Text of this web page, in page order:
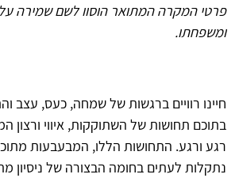
פרטי המקרה המתואר הוסוו לשם שמירה
ומשפחתו.
חיינו רוויים ברגשות של שמחה, כעס, עצב
בתוכם תחושות של השתוקקות, איווי ורצון
רגע ורגע. התחושות הללו, המבעבעות
נתקלות לעתים בחומה הבצורה של ניסיון